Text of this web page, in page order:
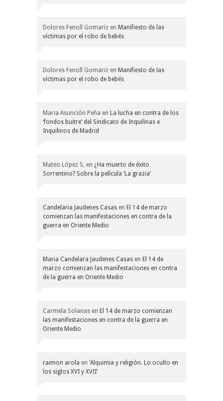
Dolores Fenoll Gomariz en Manifiesto de las
víctimas por el robo de bebés
Dolores Fenoll Gomariz en Manifiesto de las
víctimas por el robo de bebés
Maria Asunción Peña en La lucha en contra de los
‘fondos buitre’ del Sindicato de Inquilinas e
Inquilinos de Madrid
Mateo López S, en ¿Ha muerto de éxito
Sorrentino? Sobre la película ‘La grazia’
Candelaria Jaudenes Casas en El 14 de marzo
comienzan las manifestaciones en contra de la
guerra en Oriente Medio
Maria Candelara Jaudenes Casas en El 14 de
marzo comienzan las manifestaciones en contra
de la guerra en Oriente Medio
Carmela Solanas en El 14 de marzo comienzan
las manifestaciones en contra de la guerra en
Oriente Medio
raimon arola en ‘Alquimia y religión. Lo oculto en
los siglos XVI y XVII’